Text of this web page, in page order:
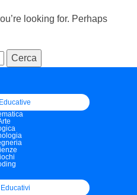
looking for. Perhaps